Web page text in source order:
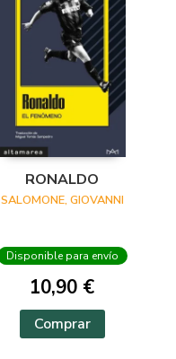
RONALDO
SALOMONE, GIOVANNI
Disponible para envío
10,90 €
Comprar